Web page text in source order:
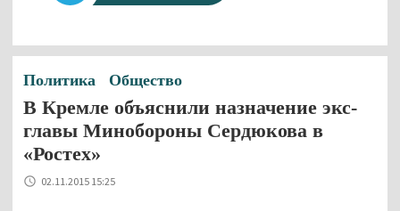
Политика Общество
В Кремле объяснили назначение экс-
главы Минобороны Сердюкова в
«Ростех»
02.11.2015 15:25